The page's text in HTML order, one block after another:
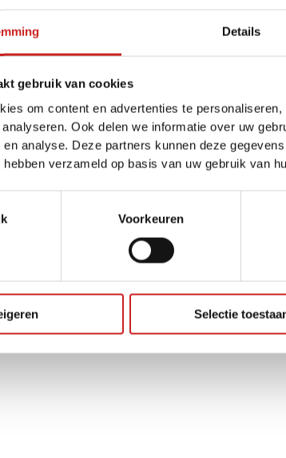
Details
gebruik van cookies
om content en advertenties te
Ook delen we informatie over uw
en analyse. Deze partners kunnen deze
verzameld op basis van uw gebruik van
Voorkeuren
Selectie
-side exception has occurred while loading